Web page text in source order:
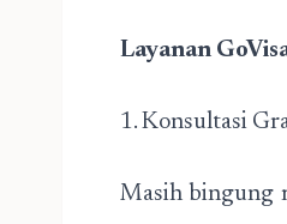
Layanan
1. Konsultasi
Masih bingung